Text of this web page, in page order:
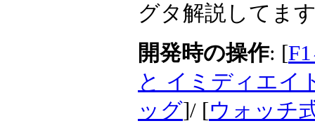
グタ解説してま
開発時の操作: [
と イミディエイ
ッグ]/ [ウォッチ